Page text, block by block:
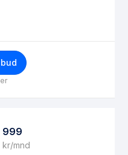
999
kr/mnd